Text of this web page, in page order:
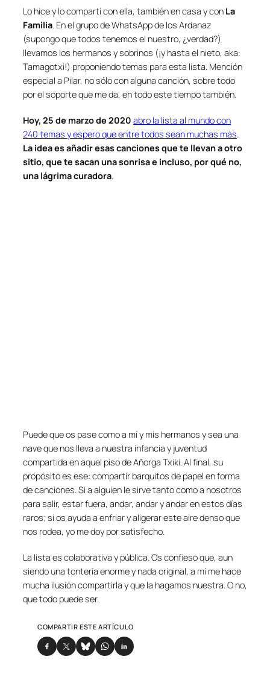
Lo hice y lo compartí con ella, también en casa y con La
Familia . En el grupo de WhatsApp de los Ardanaz
(supongo que todos tenemos el nuestro, ¿verdad?)
llevamos los hermanos y sobrinos (¡y hasta el nieto, aka:
Tamagotxi!) proponiendo temas para esta lista. Mención
especial a Pilar, no sólo con alguna canción, sobre todo
por el soporte que me da, en todo este tiempo también.
Hoy, 25 de marzo de 2020 abro la lista al mundo con
240 temas y espero que entre todos sean muchas más
La idea es añadir esas canciones que te llevan a otro
sitio, que te sacan una sonrisa e incluso, por qué no,
una lágrima curadora
Puede que os pase como a mí y mis hermanos y sea una
nave que nos lleva a nuestra infancia y juventud
compartida en aquel piso de Añorga Txiki. Al final, su
propósito es ese: compartir barquitos de papel en forma
de canciones. Si a alguien le sirve tanto como a nosotros
para salir, estar fuera, andar, andar y andaren estos días
raros; si os ayuda a enfriar y aligerar este aire denso que
nos rodea, yo me doy por satisfecho.
La lista es colaborativa y pública. Os confieso que, aun
siendo una tontería enorme y nada original, a mí me hace
mucha ilusión compartirla y que la hagamos nuestra. O no,
que todo puede ser.
COMPARTIR ESTE ARTÍCULO